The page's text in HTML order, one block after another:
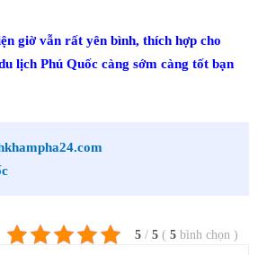
giờ vẫn rất yên bình, thích hợp cho
lịch Phú Quốc càng sớm càng tốt bạn
5 / 5 ( 5 bình chọn )